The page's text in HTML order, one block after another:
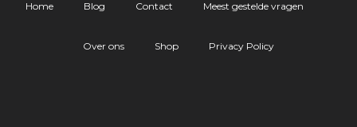
Home Blog Contact Meest gestelde vragen
Over ons Shop Privacy Policy